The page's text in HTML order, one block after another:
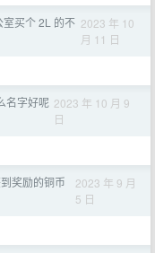
室买个 2L 的不 2023 年 10
月 11 日
名字好呢 2023 年 10 月 9
日
奖励的铜币
2023 年 9 月
5 日